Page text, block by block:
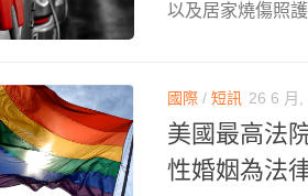
以及居家燒傷照
國際 / 短訊 26 6 月,
美國最高法
性婚姻為法